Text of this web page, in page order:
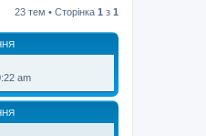
23 тем • Сторінка 1 з 1
am